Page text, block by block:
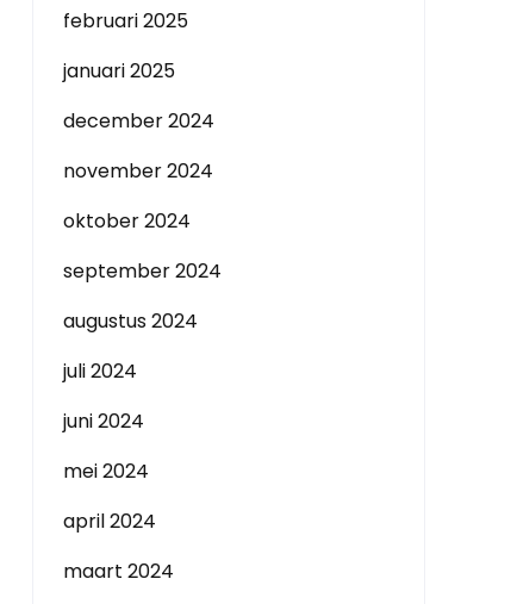
februari 2025
januari 2025
december 2024
november 2024
oktober 2024
september 2024
augustus 2024
juli 2024
juni 2024
mei 2024
april 2024
maart 2024